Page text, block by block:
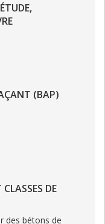
(BAP)
DE
des bétons de